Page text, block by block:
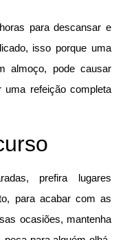
para descansar e
isso porque uma
almoço, pode causar
uma refeição completa
prefira lugares
para acabar com as
ocasiões, mantenha